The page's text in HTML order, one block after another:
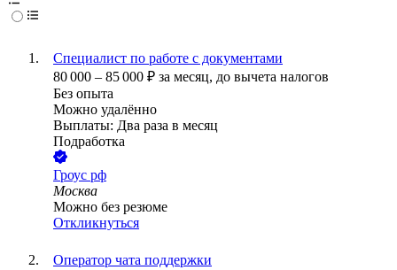
Специалист по работе с документами
80 000 – 85 000 ₽ за месяц, до вычета налогов
Без опыта
Можно удалённо
Выплаты: Два раза в месяц
Подработка
Гроус рф
Москва
Можно без резюме
Откликнуться
Оператор чата поддержки